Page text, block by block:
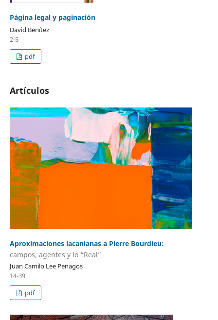
Página legal y paginación
David Benítez
2-5
pdf
Artículos
Aproximaciones lacanianas a Pierre Bourdieu:
campos, agentes y lo “Real”
Juan Camilo Lee Penagos
14-39
pdf